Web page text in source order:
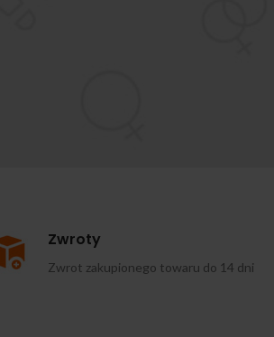
Zwroty
Zwrot zakupionego towaru do 14 dni